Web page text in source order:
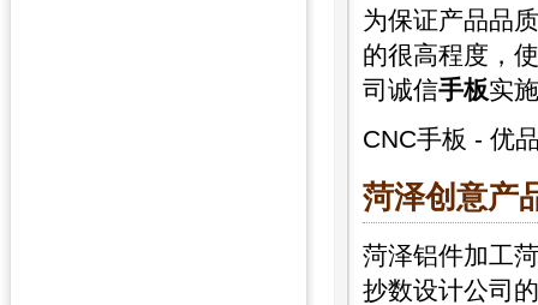
为保证产品品
的很高程度，使
司诚信手板实
CNC手板 - 优
菏泽创意产
菏泽铝件加工
抄数设计公司